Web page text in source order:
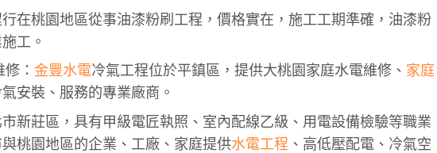
在桃園地區從事油漆粉刷工程，價格實在，施工工期準確，油漆粉
工。
： 金豐水電冷氣工程位於平鎮區，提供大桃園家庭水電維修、 家庭
安裝、服務的專業廠商。
新莊區，具有甲級電匠執照、室內配線乙級、用電設備檢驗等職業
桃園地區的企業、工廠、家庭提供水電工程 、高低壓配電、冷氣空